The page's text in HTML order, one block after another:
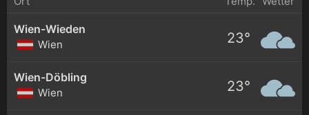
Wien-Wieden
Wien 23°
Wien-Döbling
Wien 23°